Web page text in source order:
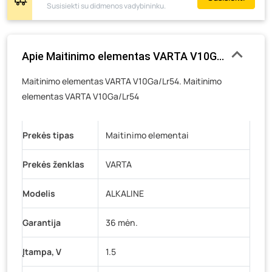
Pramonės g. 6E, Šilutė- 8 vienetai
Gedimino g. 54, Tauragė- 7 vienetai
Veteranų g. 11, Visaginas- 9 vienetai
Baravykų g. 1, Druskininkai- 12 vienetų
Vilniaus g. 89D, Ukmergė
K. Donelaičio g. 17, Rokiškis
Šaltupės g. 64, Zarasai- 9 vienetai
Susisiekti su didmenos vadybininku.
Apie Maitinimo elementas VARTA V10Ga/Lr54, 1.5
Maitinimo elementas VARTA V10Ga/Lr54. Maitinimo
elementas VARTA V10Ga/Lr54
Prekės tipas Maitinimo elementai
Prekės ženklas VARTA
Modelis ALKALINE
Garantija 36 mėn.
Įtampa, V 1.5